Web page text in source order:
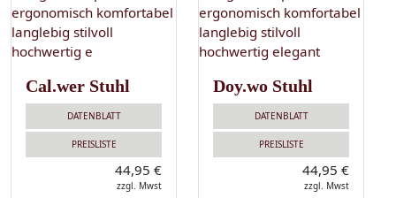
Cal.wer Stuhl
DATENBLATT
PREISLISTE
44,95 €
zzgl. Mwst
Doy.wo Stuhl
DATENBLATT
PREISLISTE
44,95 €
zzgl. Mwst